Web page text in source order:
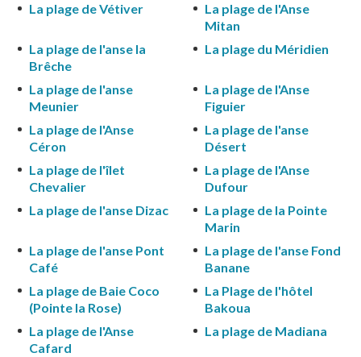
La plage de Vétiver
La plage de l'Anse
Mitan
La plage de l'anse la
Brêche
La plage du Méridien
La plage de l'anse
Meunier
La plage de l'Anse
Figuier
La plage de l'Anse
Céron
La plage de l'anse
Désert
La plage de l'îlet
Chevalier
La plage de l'Anse
Dufour
La plage de l'anse Dizac
La plage de la Pointe
Marin
La plage de l'anse Pont
Café
La plage de l'anse Fond
Banane
La plage de Baie Coco
(Pointe la Rose)
La Plage de l'hôtel
Bakoua
La plage de l'Anse
Cafard
La plage de Madiana